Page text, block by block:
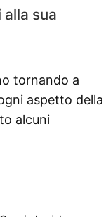
sua
tornando a
aspetto della
alcuni